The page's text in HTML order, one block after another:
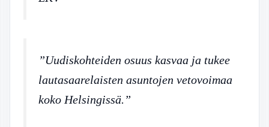
”Uudiskohteiden osuus kasvaa ja tukee
lautasaarelaisten asuntojen vetovoimaa
koko Helsingissä.”